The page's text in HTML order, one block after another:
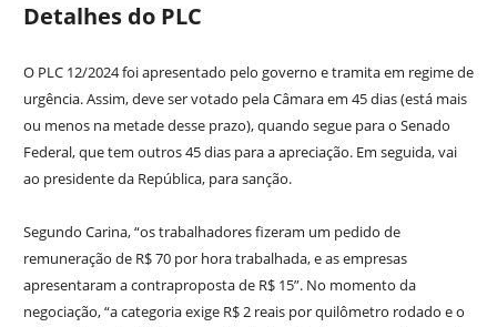
Detalhes do PLC
O PLC 12/2024 foi apresentado pelo governo e tramita em regime de
urgência. Assim, deve ser votado pela Câmara em 45 dias (está mais
ou menos na metade desse prazo), quando segue para o Senado
Federal, que tem outros 45 dias para a apreciação. Em seguida, vai
ao presidente da República, para sanção.
Segundo Carina, “os trabalhadores fizeram um pedido de
remuneração de R$ 70 por hora trabalhada, e as empresas
apresentaram a contraproposta de R$ 15”. No momento da
negociação, “a categoria exige R$ 2 reais por quilômetro rodado e o